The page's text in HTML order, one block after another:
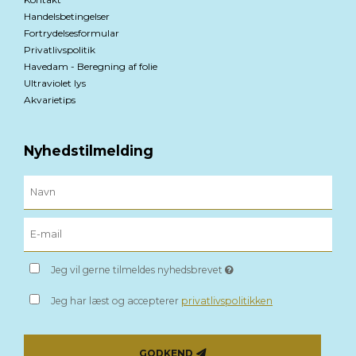
Handelsbetingelser
Fortrydelsesformular
Privatlivspolitik
Havedam - Beregning af folie
Ultraviolet lys
Akvarietips
Nyhedstilmelding
Jeg vil gerne tilmeldes nyhedsbrevet
Jeg har læst og accepterer privatlivspolitikken
GODKEND